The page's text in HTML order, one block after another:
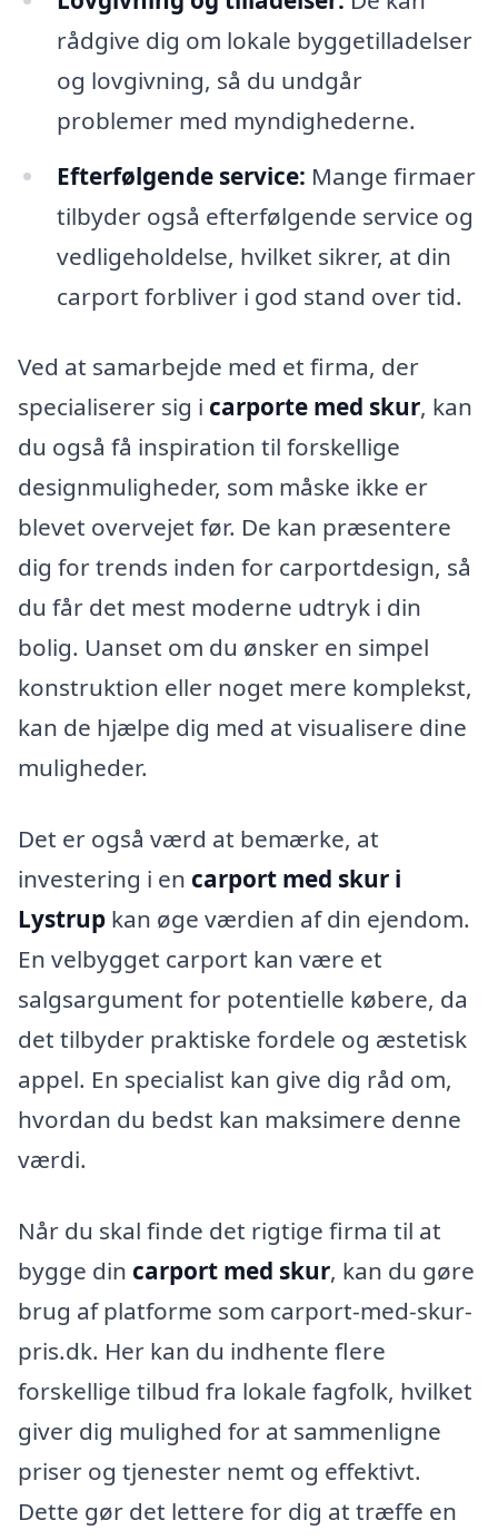
rådgive dig om lokale byggetilladelser
og lovgivning, så du undgår
problemer med myndighederne.
Efterfølgende service: Mange firmaer
tilbyder også efterfølgende service og
vedligeholdelse, hvilket sikrer, at din
carport forbliver i god stand over tid.
Ved at samarbejde med et firma, der
specialiserer sig i carporte med skur, kan
du også få inspiration til forskellige
designmuligheder, som måske ikke er
blevet overvejet før. De kan præsentere
dig for trends inden for carportdesign, så
du får det mest moderne udtryk i din
bolig. Uanset om du ønsker en simpel
konstruktion eller noget mere komplekst,
kan de hjælpe dig med at visualisere dine
muligheder.
Det er også værd at bemærke, at
investering i en carport med skur i
Lystrup kan øge værdien af din ejendom.
En velbygget carport kan være et
salgsargument for potentielle købere, da
det tilbyder praktiske fordele og æstetisk
appel. En specialist kan give dig råd om,
hvordan du bedst kan maksimere denne
værdi.
Når du skal finde det rigtige firma til at
bygge din carport med skur, kan du gøre
brug af platforme som carport-med-skur-
pris.dk. Her kan du indhente flere
forskellige tilbud fra lokale fagfolk, hvilket
giver dig mulighed for at sammenligne
priser og tjenester nemt og effektivt.
Dette gør det lettere for dig at træffe en